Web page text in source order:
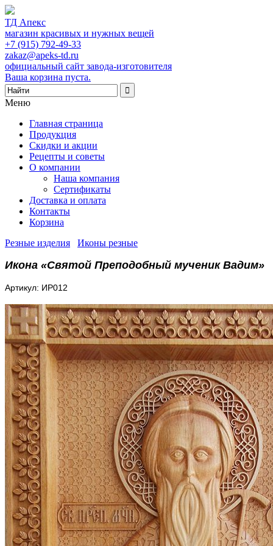
ТД Апекс
магазин красивых и нужных вещей
+7 (915) 792-49-33
zakaz@apeks-td.ru
официальный сайт завода-изготовителя
Ваша корзина пуста.
Меню
Главная страница
Продукция
Скидки и акции
Рецепты и советы
О компании
Наша компания
Сертификаты
Доставка и оплата
Контакты
Корзина
Резные изделия
Иконы резные
Икона «Святой Преподобный мученик Вадим»
Артикул: ИР012